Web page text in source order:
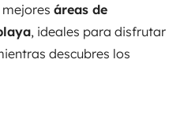
áreas de
, ideales para disfrutar
descubres los